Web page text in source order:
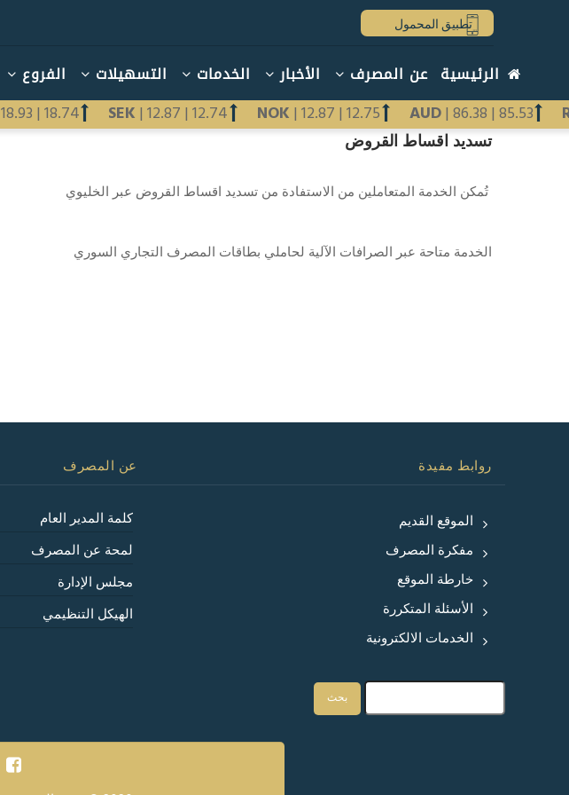
تطبيق المحمول
Main
navigation
arabic
الرئيسية عن المصرف الأخبار الخدمات التسهيلات الفروع
AUD |86.38 |85.53
NOK |12.87 |12.75
SEK |12.87 |12.74
|18.93 |18.74
تسديد اقساط القروض
تُمكن الخدمة المتعاملين من الاستفادة من تسديد اقساط القروض عبر الخليوي
الخدمة متاحة عبر الصرافات الآلية لحاملي بطاقات المصرف التجاري السوري
عن المصرف
كلمة المدير العام
لمحة عن المصرف
مجلس الإدارة
الهيكل التنظيمي
روابط مفيدة
الموقع القديم
مفكرة المصرف
خارطة الموقع
الأسئلة المتكررة
الخدمات الالكترونية